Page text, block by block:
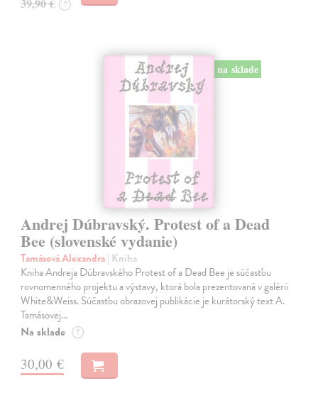
?
na sklade
Andrej Dúbravský. Protest of a Dead
Bee (slovenské vydanie)
Tamásová Alexandra| Kniha
Kniha Andreja Dúbravského Protest of a Dead Bee je súčasťou
rovnomenného projektu a výstavy, ktorá bola prezentovaná v galérii
White&Weiss. Súčasťou obrazovej publikácie je kurátorský text A.
Tamásovej…
Na sklade ?
30,00 €